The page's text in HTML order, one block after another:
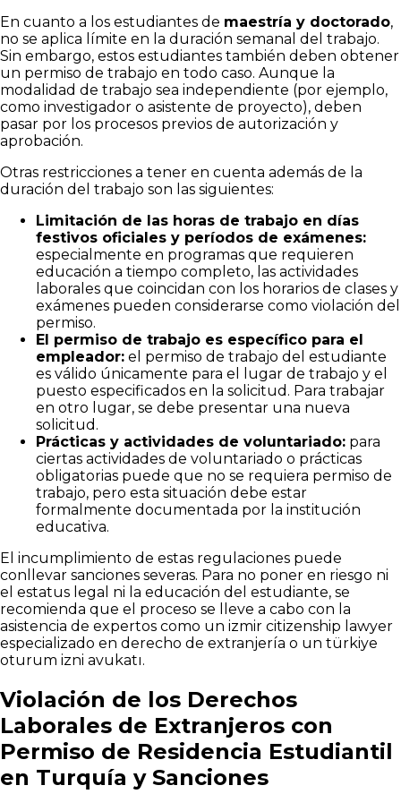
En cuanto a los estudiantes de maestría y doctorado,
no se aplica límite en la duración semanal del trabajo.
Sin embargo, estos estudiantes también deben obtener
un permiso de trabajo en todo caso. Aunque la
modalidad de trabajo sea independiente (por ejemplo,
como investigador o asistente de proyecto), deben
pasar por los procesos previos de autorización y
aprobación.
Otras restricciones a tener en cuenta además de la
duración del trabajo son las siguientes:
Limitación de las horas de trabajo en días
festivos oficiales y períodos de exámenes:
especialmente en programas que requieren
educación a tiempo completo, las actividades
laborales que coincidan con los horarios de clases y
exámenes pueden considerarse como violación del
permiso.
El permiso de trabajo es específico para el
empleador: el permiso de trabajo del estudiante
es válido únicamente para el lugar de trabajo y el
puesto especificados en la solicitud. Para trabajar
en otro lugar, se debe presentar una nueva
solicitud.
Prácticas y actividades de voluntariado: para
ciertas actividades de voluntariado o prácticas
obligatorias puede que no se requiera permiso de
trabajo, pero esta situación debe estar
formalmente documentada por la institución
educativa.
El incumplimiento de estas regulaciones puede
conllevar sanciones severas. Para no poner en riesgo ni
el estatus legal ni la educación del estudiante, se
recomienda que el proceso se lleve a cabo con la
asistencia de expertos como un izmir citizenship lawyer
especializado en derecho de extranjería o un türkiye
oturum izni avukatı.
Violación de los Derechos
Laborales de Extranjeros con
Permiso de Residencia Estudiantil
en Turquía y Sanciones